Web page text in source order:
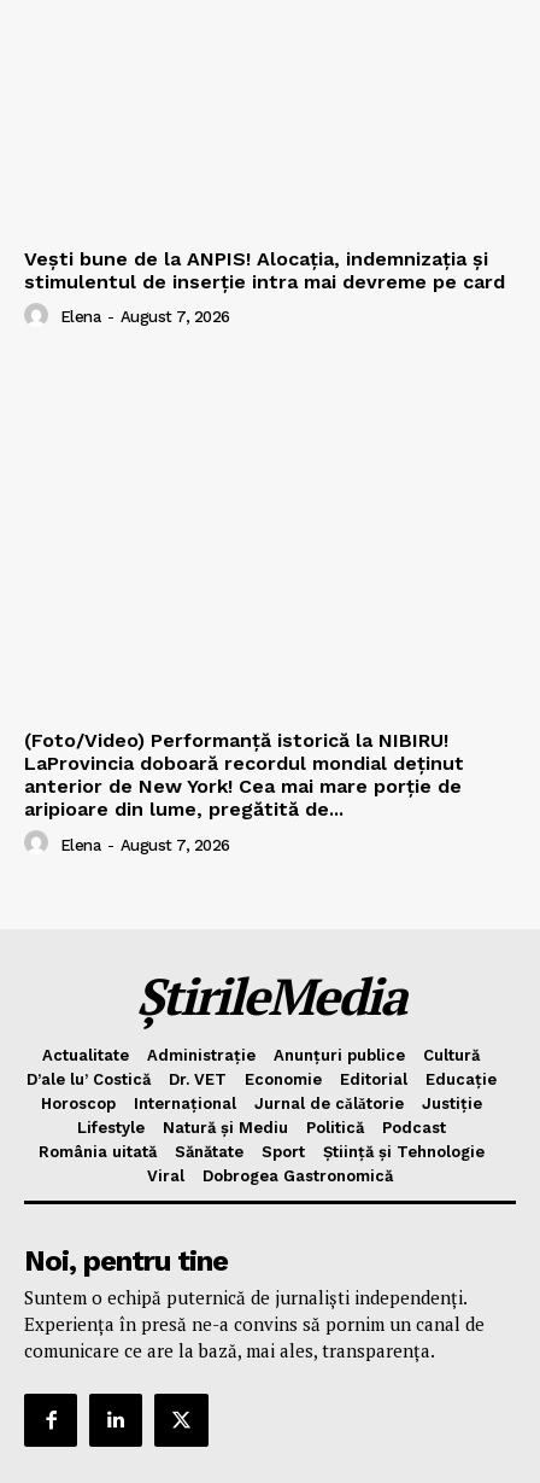
Vești bune de la ANPIS! Alocația, indemnizația și
stimulentul de inserție intra mai devreme pe card
Elena - August 7, 2026
(Foto/Video) Performanță istorică la NIBIRU!
LaProvincia doboară recordul mondial deținut
anterior de New York! Cea mai mare porție de
aripioare din lume, pregătită de...
Elena - August 7, 2026
ȘtirileMedia
Actualitate Administrație Anunțuri publice
Cultură
D’ale lu’ Costică
Dr. VET Economie Editorial
Educație
Horoscop
Internațional Jurnal de cǎlǎtorie
Justiție
Lifestyle
Natură și Mediu Politică
Podcast
România uitată
Sănătate Sport
Știință și Tehnologie
Viral
Dobrogea Gastronomică
Noi, pentru tine
Suntem o echipă puternică de jurnaliști independenți.
Experiența în presă ne-a convins să pornim un canal de
comunicare ce are la bază, mai ales, transparența.